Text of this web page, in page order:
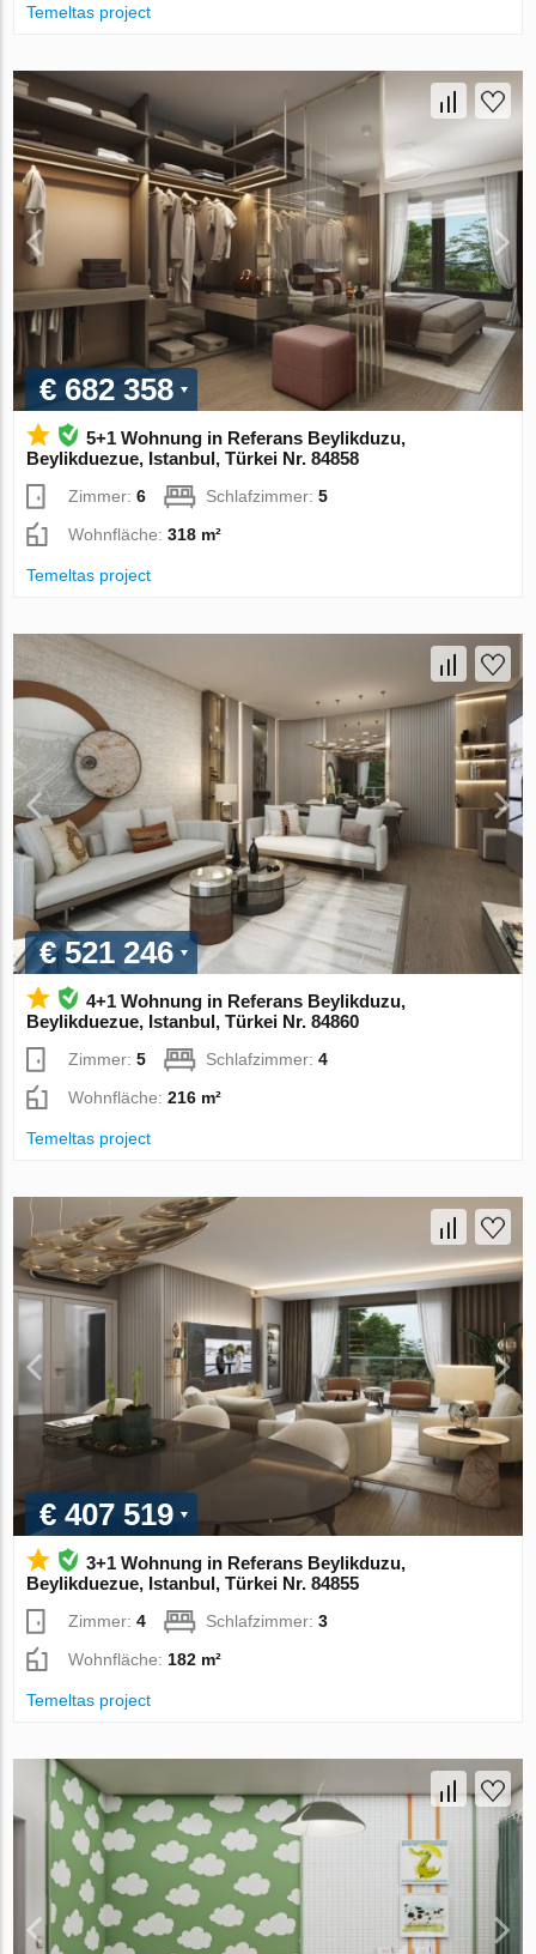
Temeltas project
€ 682 358
5+1 Wohnung in Referans Beylikduzu,
Beylikduezue, Istanbul, Türkei Nr. 84858
Zimmer:6 Schlafzimmer:5
Wohnfläche:318 m²
Temeltas project
€ 521 246
4+1 Wohnung in Referans Beylikduzu,
Beylikduezue, Istanbul, Türkei Nr. 84860
Zimmer:5 Schlafzimmer:4
Wohnfläche:216 m²
Temeltas project
€ 407 519
3+1 Wohnung in Referans Beylikduzu,
Beylikduezue, Istanbul, Türkei Nr. 84855
Zimmer:4 Schlafzimmer:3
Wohnfläche:182 m²
Temeltas project